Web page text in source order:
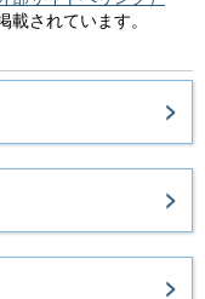
載されています。